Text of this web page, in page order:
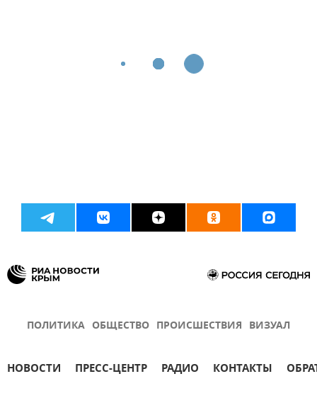
ПОЛИТИКА ОБЩЕСТВО ПРОИСШЕСТВИЯ ВИЗУАЛ
НОВОСТИ ПРЕСС-ЦЕНТР РАДИО КОНТАКТЫ